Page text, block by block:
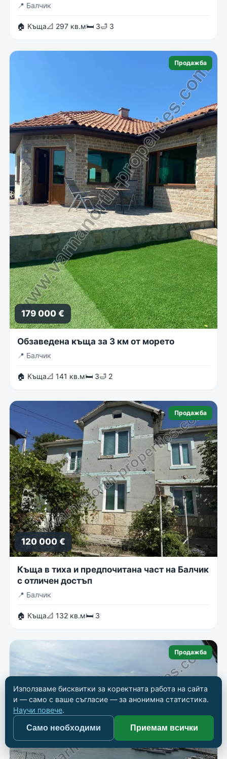
📍 Балчик
🏠 Къща📐 297 кв.м🛏 3🛁 3
Продажба
179 000 €
Обзаведена къща за 3 км от морето
📍 Балчик
🏠 Къща📐 141 кв.м🛏 3🛁 2
Продажба
120 000 €
Къща в тиха и предпочитана част на Балчик
с отличен достъп
📍 Балчик
🏠 Къща📐 132 кв.м🛏 3
Продажба
Използваме бисквитки за коректната работа на сайта
и — само с ваше съгласие — за анонимна статистика.
Научи повече.
Само необходими Приемам всички